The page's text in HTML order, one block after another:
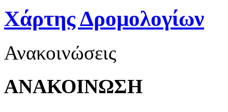
Χάρτης Δρομολογίων
Ανακοινώσεις
ΑΝΑΚΟΙΝΩΣΗ